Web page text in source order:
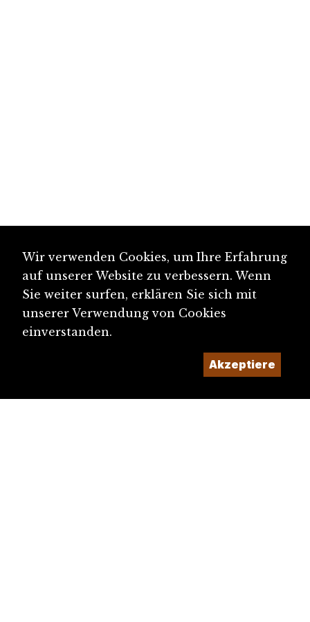
Wir verwenden Cookies, um Ihre Erfahrung
auf unserer Website zu verbessern. Wenn
Sie weiter surfen, erklären Sie sich mit
unserer Verwendung von Cookies
einverstanden.
Akzeptiere